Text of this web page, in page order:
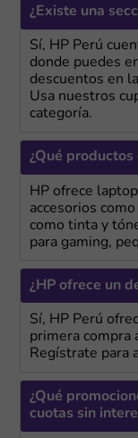
¿Existe una
Sí, HP Perú
donde puedes
descuentos en
Usa nuestros
categoría.
¿Qué productos
HP ofrece
accesorios
como tinta y
para gaming,
¿HP ofrece un
Sí, HP Perú
primera compra
Regístrate para
¿Qué
cuotas sin